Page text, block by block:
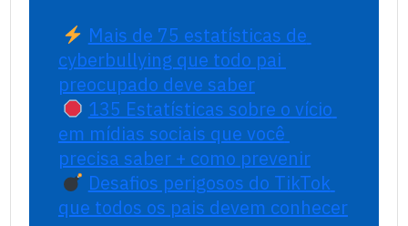
Mais de 75 estatísticas de
cyberbullying que todo pai
preocupado deve saber
135 Estatísticas sobre o vício
em mídias sociais que você
precisa saber + como prevenir
Desafios perigosos do TikTok
que todos os pais devem conhecer